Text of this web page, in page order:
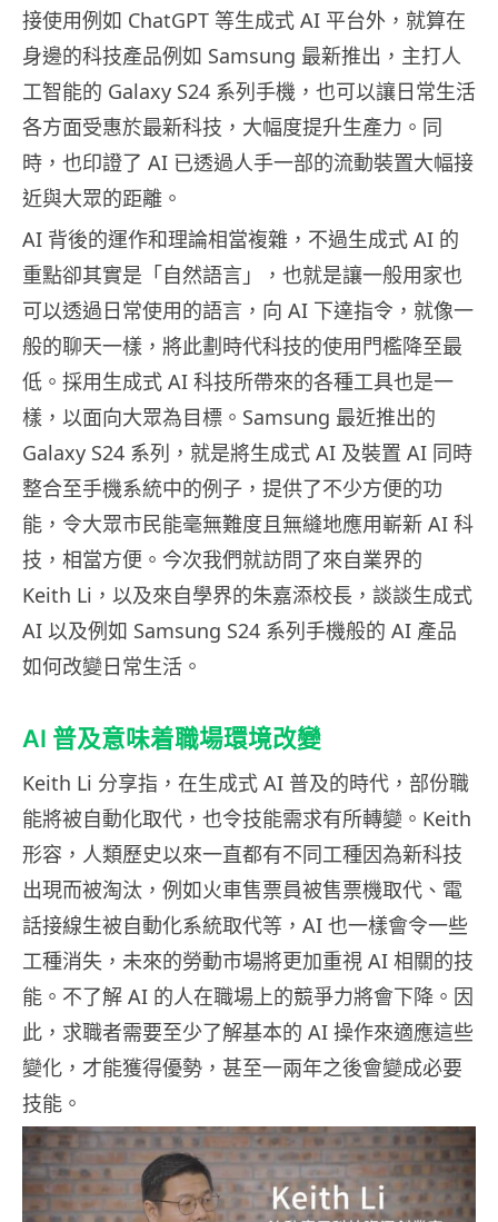
接使用例如 ChatGPT 等生成式 AI 平台外，就算在
身邊的科技產品例如 Samsung 最新推出，主打人
工智能的 Galaxy S24 系列手機，也可以讓日常生活
各方面受惠於最新科技，大幅度提升生產力。同
時，也印證了 AI 已透過人手一部的流動裝置大幅接
近與大眾的距離。
AI 背後的運作和理論相當複雜，不過生成式 AI 的
重點卻其實是「自然語言」，也就是讓一般用家也
可以透過日常使用的語言，向 AI 下達指令，就像一
般的聊天一樣，將此劃時代科技的使用門檻降至最
低。採用生成式 AI 科技所帶來的各種工具也是一
樣，以面向大眾為目標。Samsung 最近推出的
Galaxy S24 系列，就是將生成式 AI 及裝置 AI 同時
整合至手機系統中的例子，提供了不少方便的功
能，令大眾市民能毫無難度且無縫地應用嶄新 AI 科
技，相當方便。今次我們就訪問了來自業界的
Keith Li，以及來自學界的朱嘉添校長，談談生成式
AI 以及例如 Samsung S24 系列手機般的 AI 產品
如何改變日常生活。
AI 普及意味着職場環境改變
Keith Li 分享指，在生成式 AI 普及的時代，部份職
能將被自動化取代，也令技能需求有所轉變。Keith
形容，人類歷史以來一直都有不同工種因為新科技
出現而被淘汰，例如火車售票員被售票機取代、電
話接線生被自動化系統取代等，AI 也一樣會令一些
工種消失，未來的勞動市場將更加重視 AI 相關的技
能。不了解 AI 的人在職場上的競爭力將會下降。因
此，求職者需要至少了解基本的 AI 操作來適應這些
變化，才能獲得優勢，甚至一兩年之後會變成必要
技能。